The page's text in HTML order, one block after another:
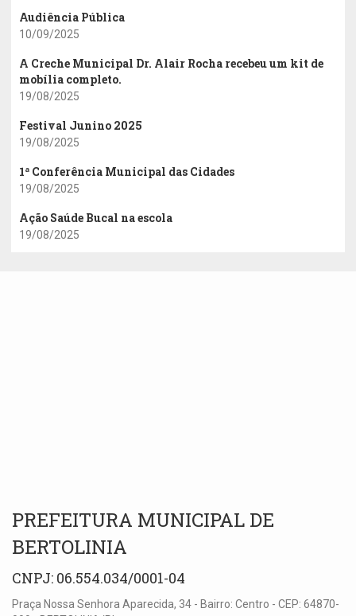
Audiência Pública
10/09/2025
A Creche Municipal Dr. Alair Rocha recebeu um kit de
mobília completo.
19/08/2025
Festival Junino 2025
19/08/2025
1ª Conferência Municipal das Cidades
19/08/2025
Ação Saúde Bucal na escola
19/08/2025
PREFEITURA MUNICIPAL DE
BERTOLINIA
CNPJ: 06.554.034/0001-04
Praça Nossa Senhora Aparecida, 34 - Bairro: Centro - CEP: 64870-